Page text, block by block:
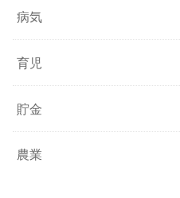
病気
育児
貯金
農業